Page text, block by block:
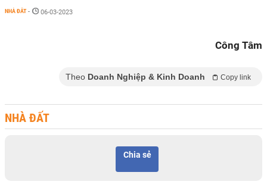
NHÀ ĐẤT - 06-03-2023
Công Tâm
Theo Doanh Nghiệp & Kinh Doanh Copy link
NHÀ ĐẤT
Chia sẻ